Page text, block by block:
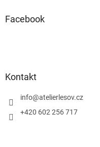
Facebook
Kontakt
info@atelierlesov.cz
+420 602 256 717